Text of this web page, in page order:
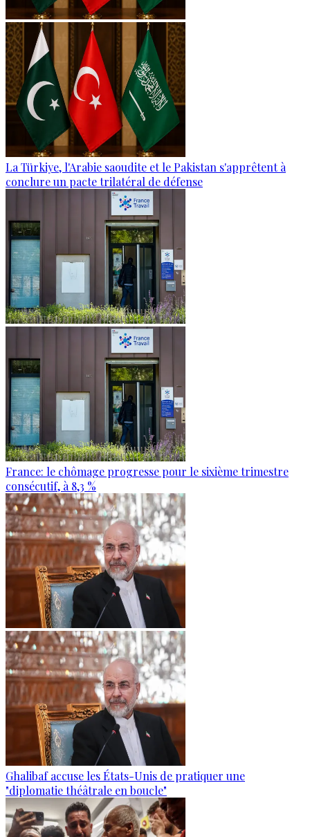
La Türkiye, l'Arabie saoudite et le Pakistan s'apprêtent à
conclure un pacte trilatéral de défense
France: le chômage progresse pour le sixième trimestre
consécutif, à 8,3 %
Ghalibaf accuse les États-Unis de pratiquer une
"diplomatie théâtrale en boucle"